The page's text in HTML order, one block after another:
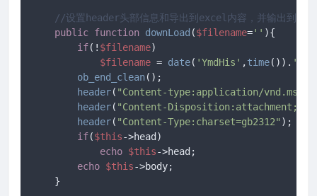
//设置header头部信息和导出到excel内容，并输出到浏
public function downLoad ($filename='' ){
if(! $filename)
$filename = date( 'YmdHis' ,time()).
ob_end_clean();
header( "Content-type:application/vnd.ms-
header( "Content-
header( "Content-Type:charset=gb2312" );
if($this->head)
echo $this->head;
echo $this->body;
    }